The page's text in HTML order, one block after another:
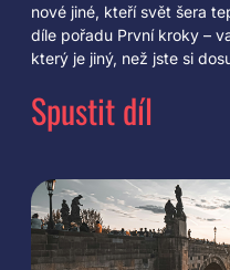
nové jiné, kteří svět šera
díle pořadu První kroky –
který je jiný, než jste si
Spustit díl